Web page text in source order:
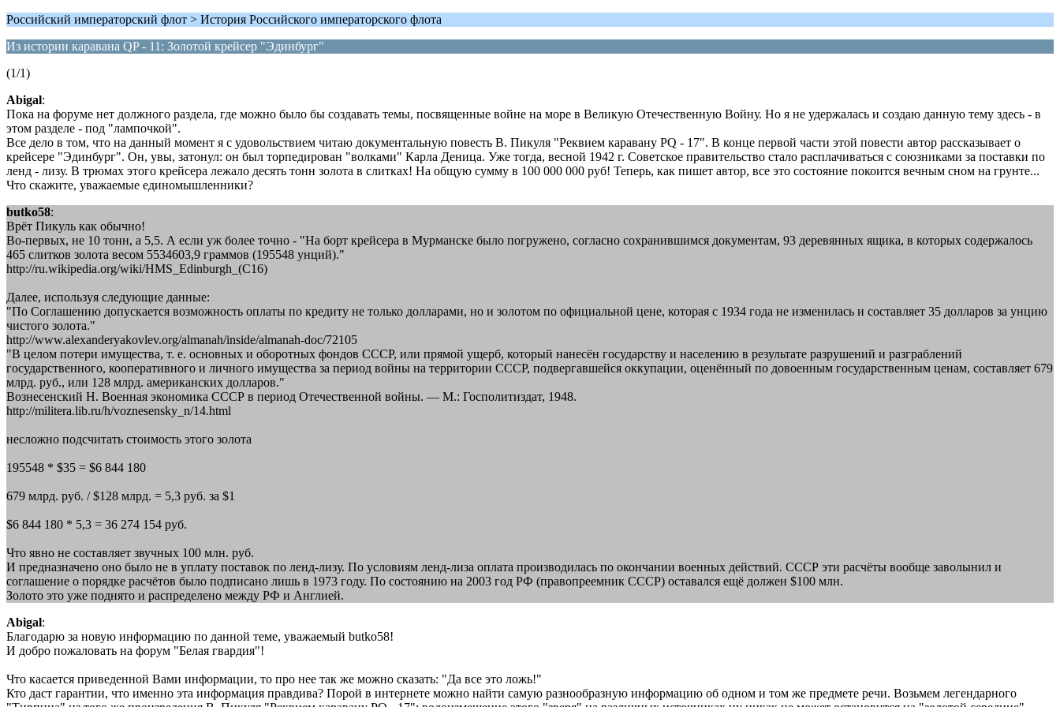
Российский императорский флот > История Российского императорского флота
Из истории каравана QP - 11: Золотой крейсер "Эдинбург"
(1/1)
Abigal:
Пока на форуме нет должного раздела, где можно было бы создавать темы, посвященные войне на море в Великую Отечественную Войну. Но я не удержалась и создаю данную тему здесь - в
этом разделе - под "лампочкой".
Все дело в том, что на данный момент я с удовольствием читаю документальную повесть В. Пикуля "Реквием каравану PQ - 17". В конце первой части этой повести автор рассказывает о
крейсере "Эдинбург". Он, увы, затонул: он был торпедирован "волками" Карла Деница. Уже тогда, весной 1942 г. Советское правительство стало расплачиваться с союзниками за поставки по
ленд - лизу. В трюмах этого крейсера лежало десять тонн золота в слитках! На общую сумму в 100 000 000 руб! Теперь, как пишет автор, все это состояние покоится вечным сном на грунте...
Что скажите, уважаемые единомышленники?
butko58:
Врёт Пикуль как обычно!
Во-первых, не 10 тонн, а 5,5. А если уж более точно - "На борт крейсера в Мурманске было погружено, согласно сохранившимся документам, 93 деревянных ящика, в которых содержалось
465 слитков золота весом 5534603,9 граммов (195548 унций)."
http://ru.wikipedia.org/wiki/HMS_Edinburgh_(C16)
Далее, используя следующие данные:
"По Соглашению допускается возможность оплаты по кредиту не только долларами, но и золотом по официальной цене, которая с 1934 года не изменилась и составляет 35 долларов за унцию
чистого золота."
http://www.alexanderyakovlev.org/almanah/inside/almanah-doc/72105
"В целом потери имущества, т. е. основных и оборотных фондов СССР, или прямой ущерб, который нанесён государству и населению в результате разрушений и разграблений
государственного, кооперативного и личного имущества за период войны на территории СССР, подвергавшейся оккупации, оценённый по довоенным государственным ценам, составляет 679
млрд. руб., или 128 млрд. американских долларов."
Вознесенский Н. Военная экономика СССР в период Отечественной войны. — М.: Госполитиздат, 1948.
http://militera.lib.ru/h/voznesensky_n/14.html
несложно подсчитать стоимость этого золота
195548 * $35 = $6 844 180
679 млрд. руб. / $128 млрд. = 5,3 руб. за $1
$6 844 180 * 5,3 = 36 274 154 руб.
Что явно не составляет звучных 100 млн. руб.
И предназначено оно было не в уплату поставок по ленд-лизу. По условиям ленд-лиза оплата производилась по окончании военных действий. СССР эти расчёты вообще заволынил и
соглашение о порядке расчётов было подписано лишь в 1973 году. По состоянию на 2003 год РФ (правопреемник СССР) оставался ещё должен $100 млн.
Золото это уже поднято и распределено между РФ и Англией.
Abigal:
Благодарю за новую информацию по данной теме, уважаемый butko58!
И добро пожаловать на форум "Белая гвардия"!
Что касается приведенной Вами информации, то про нее так же можно сказать: "Да все это ложь!"
Кто даст гарантии, что именно эта информация правдива? Порой в интернете можно найти самую разнообразную информацию об одном и том же предмете речи. Возьмем легендарного